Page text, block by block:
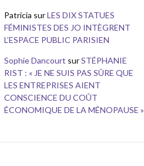
Patricia surLES DIX STATUES
FÉMINISTES DES JO INTÈGRENT
L’ESPACE PUBLIC PARISIEN
Sophie Dancourt surSTÉPHANIE
RIST : « JE NE SUIS PAS SÛRE QUE
LES ENTREPRISES AIENT
CONSCIENCE DU COÛT
ÉCONOMIQUE DE LA MÉNOPAUSE »